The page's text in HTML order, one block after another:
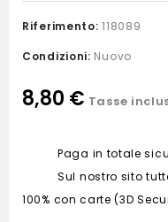
Riferimento: 118089
Condizioni: Nuovo
8,80 € Tasse
Paga in totale
Sul nostro sito
100% con carte (3D